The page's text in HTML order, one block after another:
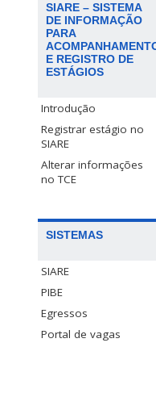
SIARE – SISTEMA
DE INFORMAÇÃO
PARA
E REGISTRO DE
ESTÁGIOS
Introdução
Registrar estágio no
SIARE
Alterar informações
no TCE
SISTEMAS
SIARE
PIBE
Egressos
Portal de vagas